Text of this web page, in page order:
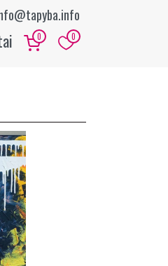
0 0